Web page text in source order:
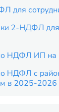
для
2-НДФЛ
НДФЛ ИП
НДФЛ с
в 2025-2026